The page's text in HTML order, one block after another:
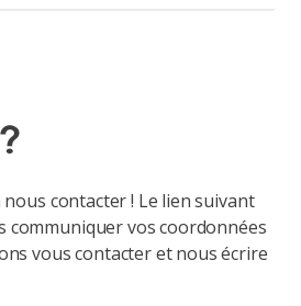
nous contacter ! Le lien suivant
communiquer vos coordonnées
vous contacter et nous écrire